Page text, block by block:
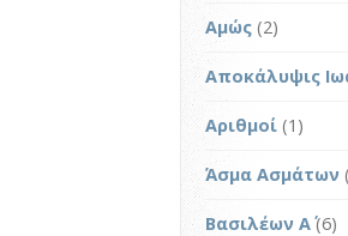
Αμώς (2)
Αποκάλυψις
Αριθμοί (1)
Άσμα Ασμάτων
Βασιλέων Α΄(6)